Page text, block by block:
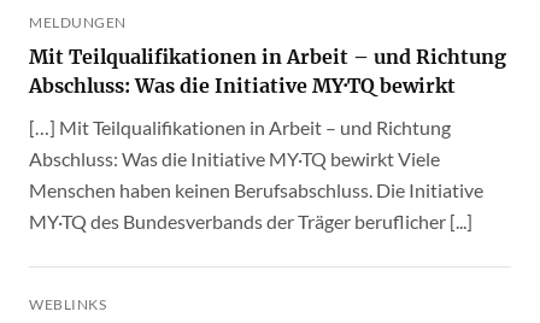
MELDUNGEN
Mit Teilqualifikationen in Arbeit – und Richtung
Abschluss: Was die Initiative MY·TQ bewirkt
[…] Mit Teilqualifikationen in Arbeit – und Richtung
Abschluss: Was die Initiative MY·TQ bewirkt Viele
Menschen haben keinen Berufsabschluss. Die Initiative
MY·TQ des Bundesverbands der Träger beruflicher [...]
WEBLINKS